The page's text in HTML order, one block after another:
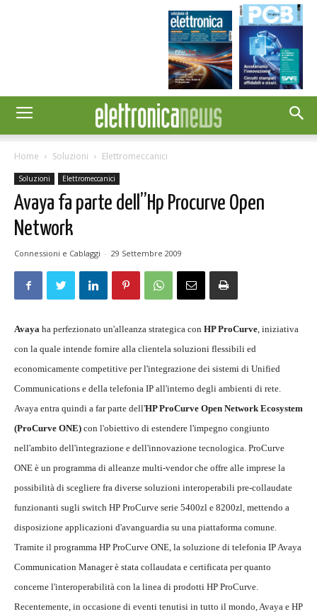
Home Soluzioni Elettromeccanici
Soluzioni Elettromeccanici
Avaya fa parte dell”Hp Procurve Open
Network
Connessioni e Cablaggi - 29 Settembre 2009
Avaya ha perfezionato un'alleanza strategica con HP ProCurve, iniziativa
con la quale intende fornire alla clientela soluzioni flessibili ed
economicamente competitive per l'integrazione dei sistemi di Unified
Communications e della telefonia IP all'interno degli ambienti di rete.
Avaya entra quindi a far parte dell'HP ProCurve Open Network Ecosystem
(ProCurve ONE) con l'obiettivo di estendere l'impegno congiunto
nell'ambito dell'integrazione e dell'innovazione tecnologica. ProCurve
ONE è un programma di alleanze multi-vendor che offre alle imprese la
possibilità di scegliere fra diverse soluzioni interoperabili pre-collaudate
funzionanti sugli switch HP ProCurve serie 5400zl e 8200zl, mettendo a
disposizione applicazioni d'avanguardia su una piattaforma comune.
Tramite il programma HP ProCurve ONE, la soluzione di telefonia IP Avaya
Communication Manager è stata collaudata e certificata per quanto
concerne l'interoperabilità con la linea di prodotti HP ProCurve.
Recentemente, in occasione di eventi tenutisi in tutto il mondo, Avaya e HP